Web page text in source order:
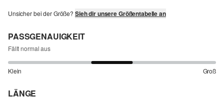
Unsicher bei der Größe? Sieh dir unsere Größentabelle an
PASSGENAUIGKEIT
Fällt normal aus
Klein Groß
LÄNGE